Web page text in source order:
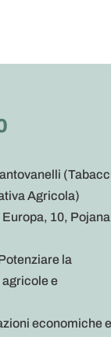
Agricola)
Europa, 10, Pojana
la
e
economiche e